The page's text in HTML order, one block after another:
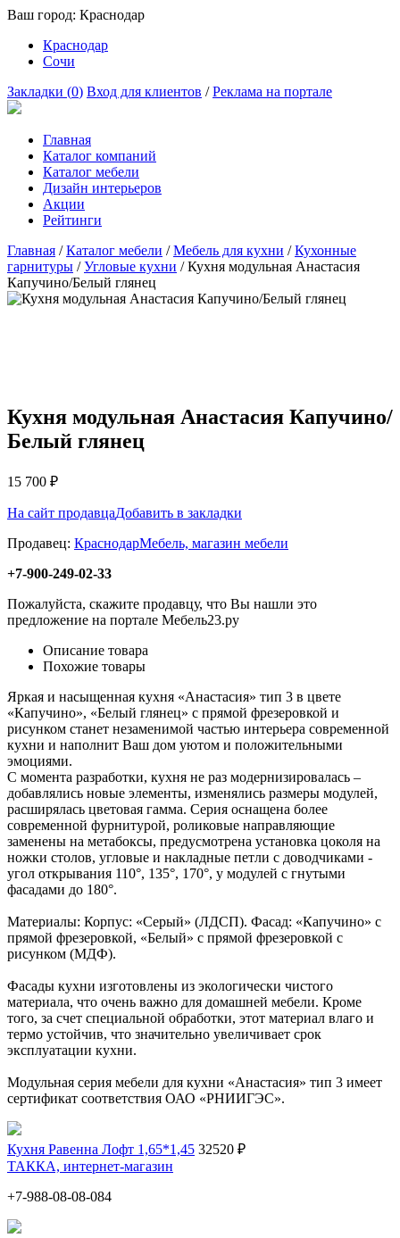
Ваш город: Краснодар
Краснодар
Сочи
Закладки (0) Вход для клиентов /Реклама на портале
Главная
Каталог компаний
Каталог мебели
Дизайн интерьеров
Акции
Рейтинги
Главная /Каталог мебели /Мебель для кухни /Кухонные
гарнитуры /Угловые кухни /Кухня модульная Анастасия
Капучино/Белый глянец
Кухня модульная Анастасия Капучино/
Белый глянец
15 700 ₽
На сайт продавцаДобавить в закладки
Продавец: КраснодарМебель, магазин мебели
+7-900-249-02-33
Пожалуйста, скажите продавцу, что Вы нашли это
предложение на портале Мебель23.ру
Описание товара
Похожие товары
Яркая и насыщенная кухня «Анастасия» тип 3 в цвете
«Капучино», «Белый глянец» с прямой фрезеровкой и
рисунком станет незаменимой частью интерьера современной
кухни и наполнит Ваш дом уютом и положительными
эмоциями.
С момента разработки, кухня не раз модернизировалась –
добавлялись новые элементы, изменялись размеры модулей,
расширялась цветовая гамма. Серия оснащена более
современной фурнитурой, роликовые направляющие
заменены на метабоксы, предусмотрена установка цоколя на
ножки столов, угловые и накладные петли с доводчиками -
угол открывания 110°, 135°, 170°, у модулей с гнутыми
фасадами до 180°.
Материалы: Корпус: «Серый» (ЛДСП). Фасад: «Капучино» с
прямой фрезеровкой, «Белый» с прямой фрезеровкой с
рисунком (МДФ).
Фасады кухни изготовлены из экологически чистого
материала, что очень важно для домашней мебели. Кроме
того, за счет специальной обработки, этот материал влаго и
термо устойчив, что значительно увеличивает срок
эксплуатации кухни.
Модульная серия мебели для кухни «Анастасия» тип 3 имеет
сертификат соответствия ОАО «РНИИГЭС».
Кухня Равенна Лофт 1,65*1,45 32520 ₽
ТАККА, интернет-магазин
+7-988-08-08-084